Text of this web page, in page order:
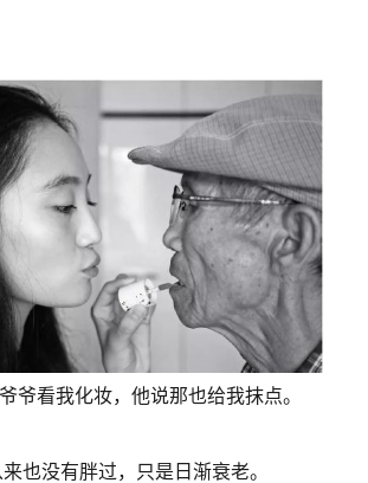
爷看我化妆，他说那也给我抹点。
没有胖过，只是日渐衰老。